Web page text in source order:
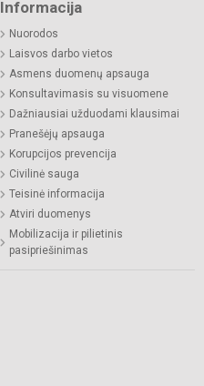
Informacija
Nuorodos
Laisvos darbo vietos
Asmens duomenų apsauga
Konsultavimasis su visuomene
Dažniausiai užduodami klausimai
Pranešėjų apsauga
Korupcijos prevencija
Civilinė sauga
Teisinė informacija
Atviri duomenys
Mobilizacija ir pilietinis
pasipriešinimas